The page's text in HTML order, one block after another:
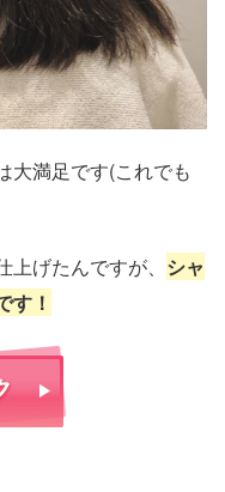
大満足です(これでも
げたんですが、 シャ
す！